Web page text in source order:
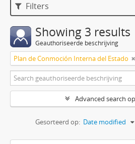
Filters
Showing 3 results
Geauthoriseerde beschrijving
Plan de Conmoción Interna del Estado
Advanced search
Gesorteerd op: Date modified